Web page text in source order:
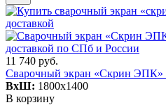
11 740 руб.
Сварочный экран «Скрин ЭПК»
ВxШ: 1800x1400
В корзину